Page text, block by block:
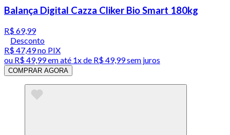
Balança Digital Cazza Cliker Bio Smart 180kg
R$ 69,99
Desconto
R$ 47,49no PIX
ou R$ 49,99em até 1x de R$ 49,99sem juros
COMPRAR AGORA